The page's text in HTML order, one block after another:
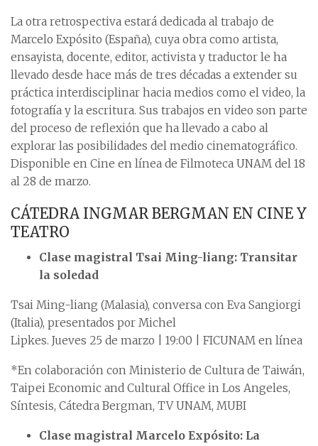
La otra retrospectiva estará dedicada al trabajo de
Marcelo Expósito (España), cuya obra como artista,
ensayista, docente, editor, activista y traductor le ha
llevado desde hace más de tres décadas a extender su
práctica interdisciplinar hacia medios como el video, la
fotografía y la escritura. Sus trabajos en video son parte
del proceso de reflexión que ha llevado a cabo al
explorar las posibilidades del medio cinematográfico.
Disponible en Cine en línea de Filmoteca UNAM del 18
al 28 de marzo.
CÁTEDRA INGMAR BERGMAN EN CINE Y
TEATRO
Clase magistral Tsai Ming-liang: Transitar
la soledad
Tsai Ming-liang (Malasia), conversa con Eva Sangiorgi
(Italia), presentados por Michel
Lipkes. Jueves 25 de marzo | 19:00 | FICUNAM en línea
*En colaboración con Ministerio de Cultura de Taiwán,
Taipei Economic and Cultural Office in Los Angeles,
Síntesis, Cátedra Bergman, TV UNAM, MUBI
Clase magistral Marcelo Expósito: La